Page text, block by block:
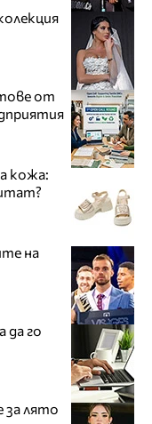
от
кожа:
на
да го
за лято